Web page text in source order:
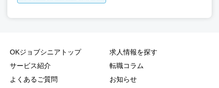
OKジョブシニアトップ
サービス紹介
よくあるご質問
求人情報を探す
転職コラム
お知らせ